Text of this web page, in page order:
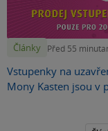
Články Před 55
Vstupenky na
Mony Kasten jsou v